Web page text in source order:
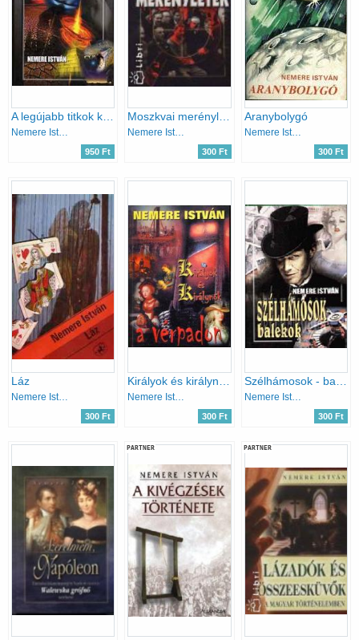
Nemere István
950 Ft
Nemere István
300 Ft
Aranybolygó
Nemere István
300 Ft
Láz
Nemere István
300 Ft
Nemere István
300 Ft
Nemere István
300 Ft
PARTNER PARTNER